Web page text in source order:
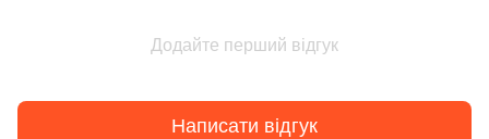
Додайте перший відгук
Написати відгук